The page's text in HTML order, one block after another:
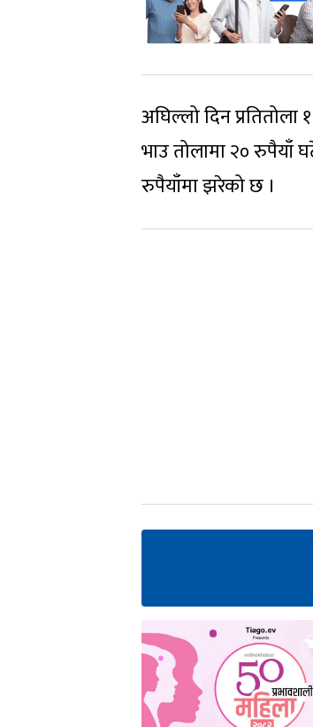
अघिल्लो दिन
भाउ तोलामा २० रुपैयाँ
रुपैयाँमा झरेको छ ।